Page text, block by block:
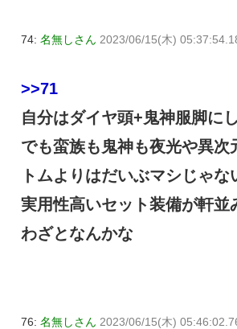
74: 名無しさん 2023/06/15(木)
>>71
自分はダイヤ頭+鬼神服脚に
でも蛮族も鬼神も夜光や異次
トムよりはだいぶマシじゃな
実用性高いセット装備が軒並
わざとなんかな
76: 名無しさん 2023/06/15(木)